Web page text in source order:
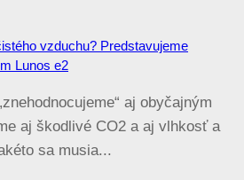
aj obyčajným
aj škodlivé CO2 a aj vlhkosť a
sa musia...